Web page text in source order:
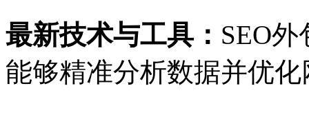
最新技术与工具： SEO
能够精准分析数据并优化